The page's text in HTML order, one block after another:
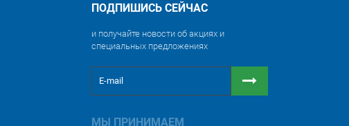
ПОДПИШИСЬ СЕЙЧАС
и получайте новости об акциях и
специальных предложениях
МЫ ПРИНИМАЕМ